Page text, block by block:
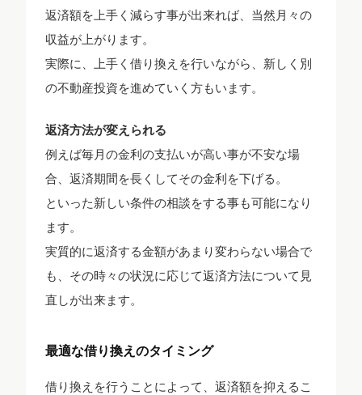
返済額を上手く減らす事が出来れば、当然月々の
収益が上がります。
実際に、上手く借り換えを行いながら、新しく別
の不動産投資を進めていく方もいます。
返済方法が変えられる
例えば毎月の金利の支払いが高い事が不安な場
合、返済期間を長くしてその金利を下げる。
といった新しい条件の相談をする事も可能になり
ます。
実質的に返済する金額があまり変わらない場合で
も、その時々の状況に応じて返済方法について見
直しが出来ます。
最適な借り換えのタイミング
借り換えを行うことによって、返済額を抑えるこ